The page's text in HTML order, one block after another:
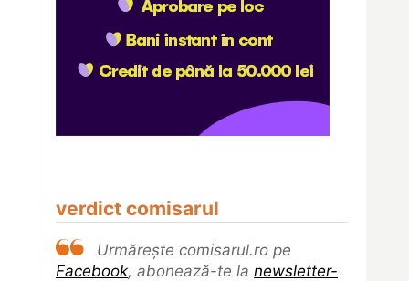
verdict comisarul
Urmărește comisarul.ro pe
Facebook, abonează-te la newsletter-